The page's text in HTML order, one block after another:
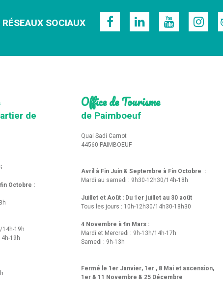
SOCIAUX
de
Octobre :
14h-19h
19h
Office de Tourisme
de Paimboeuf
Quai Sadi Carnot
44560 PAIMBOEUF
Avril à Fin Juin & Septembre à Fin Octobre :
Mardi au samedi : 9h30-12h30/14h-18h
Juillet et Août : Du 1er juillet au 30 août
Tous les jours : 10h-12h30/14h30-18h30
4 Novembre à fin Mars :
Mardi et Mercredi : 9h-13h/14h-17h
Samedi : 9h-13h
Fermé le 1er Janvier, 1er , 8 Mai et ascension,
1er & 11 Novembre & 25 Décembre